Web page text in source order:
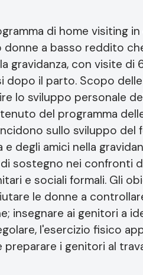
di home visiting
a basso reddito
gravidanza, con visite
dopo il parto. Scopo
lo sviluppo personale
del programma
sullo sviluppo del
degli amici nella
sostegno nei confronti
e sociali formali. Gli
le donne a
insegnare ai genitori a
l'esercizio fisico
i genitori al